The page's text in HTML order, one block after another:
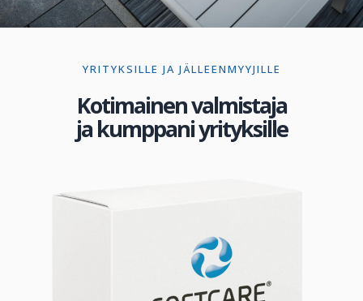
YRITYKSILLE JA JÄLLEENMYYJILLE
Kotimainen valmistaja
ja kumppani yrityksille